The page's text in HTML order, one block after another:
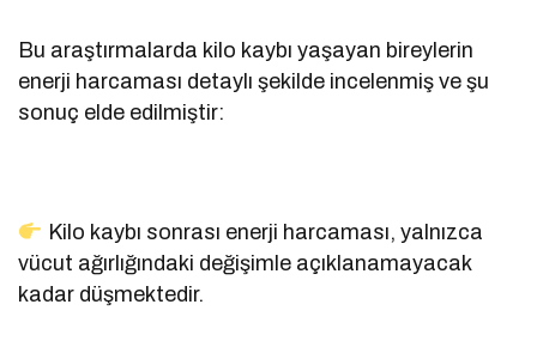
Bu araştırmalarda kilo kaybı yaşayan bireylerin
enerji harcaması detaylı şekilde incelenmiş ve şu
sonuç elde edilmiştir:
Kilo kaybı sonrası enerji harcaması, yalnızca
vücut ağırlığındaki değişimle açıklanamayacak
kadar düşmektedir.